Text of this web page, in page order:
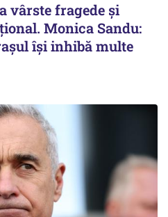
vârste fragede și
Monica Sandu:
își inhibă multe